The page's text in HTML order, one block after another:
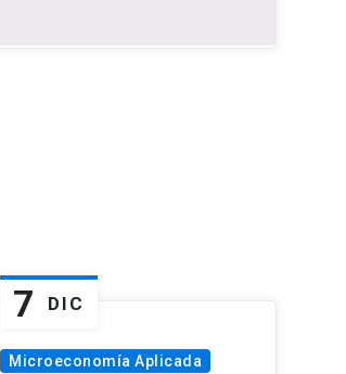
7 DIC
Microeconomía Aplicada